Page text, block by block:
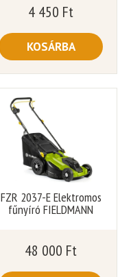
4 450 Ft
KOSÁRBA
FZR 2037-E Elektromos
fűnyíró FIELDMANN
48 000 Ft